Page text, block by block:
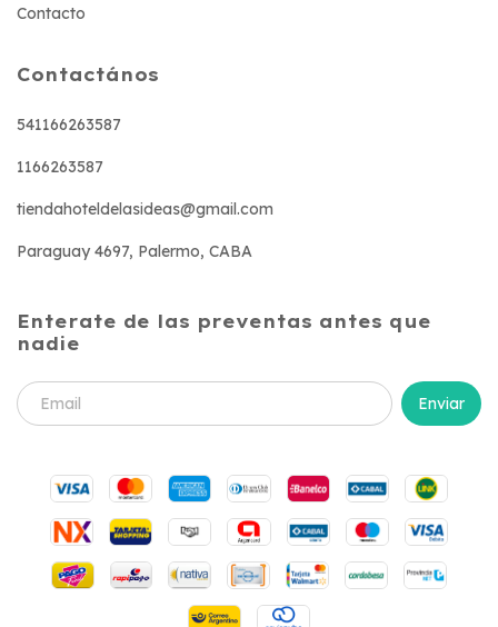
Contacto
Contactános
541166263587
1166263587
tiendahoteldelasideas@gmail.com
Paraguay 4697, Palermo, CABA
Enterate de las preventas antes que
nadie